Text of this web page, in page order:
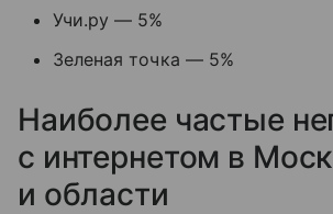
Учи.ру — 5%
Зеленая точка — 5%
Наиболее частые
с интернетом в
и области